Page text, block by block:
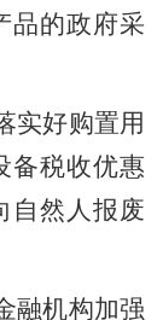
品的政府采
实好购置用
备税收优惠
自然人报废
融机构加强